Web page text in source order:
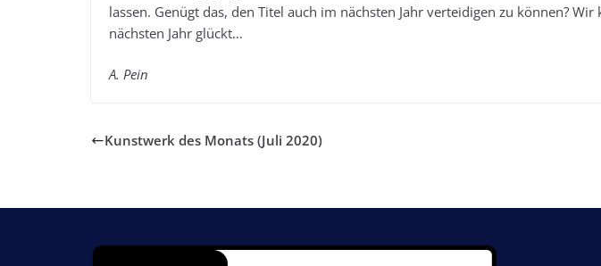
lassen. Genügt das, den Titel auch im nächsten Jahr verteidigen zu können?
nächsten Jahr glückt…
A. Pein
Kunstwerk des Monats (Juli 2020)